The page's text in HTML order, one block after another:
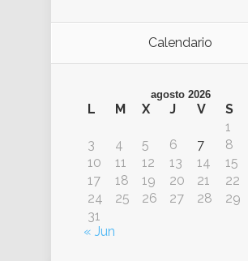
Calendario
agosto 2026
L M X J V S
1
3
4 5 6 7 8
10
11 12 13 14 15
17
18 19 20 21 22
24
25 26 27 28 29
31
« Jun